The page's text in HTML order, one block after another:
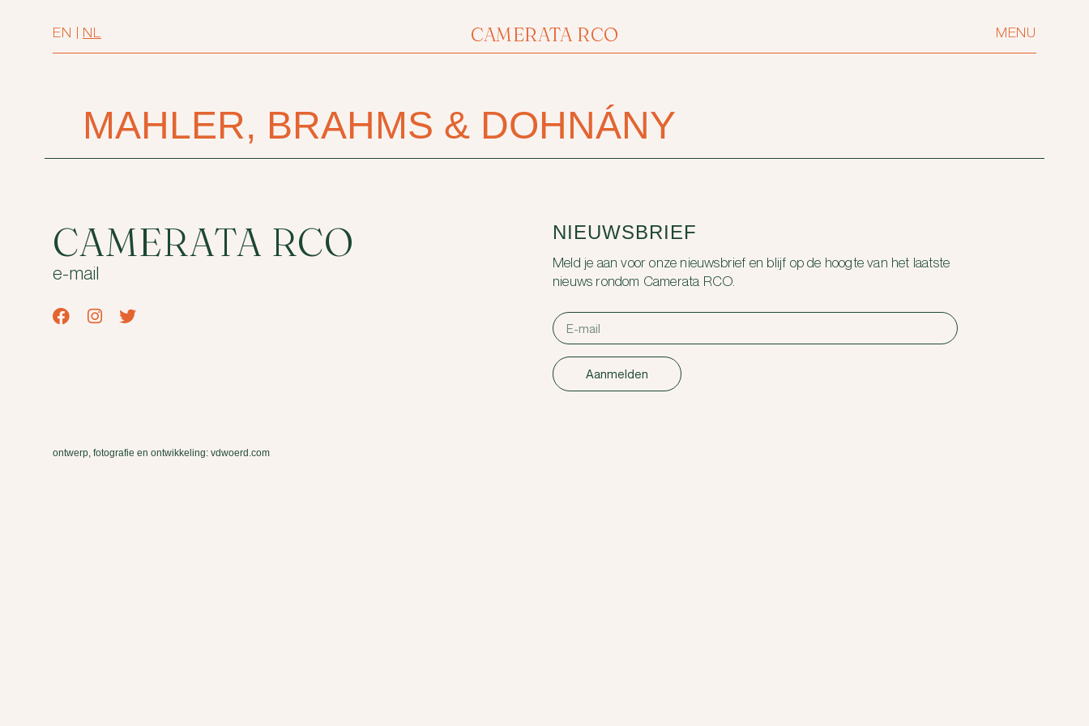
CAMERATA RCO
EN NL MENU
MAHLER, BRAHMS & DOHNÁNY
CAMERATA RCO
e-mail
NIEUWSBRIEF
Meld je aan voor onze nieuwsbrief en blijf op de hoogte van het laatste
nieuws rondom Camerata RCO.
Aanmelden
ontwerp, fotografie en ontwikkeling: vdwoerd.com